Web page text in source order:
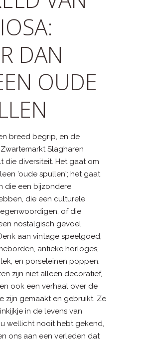
DAN
OUDE
breed begrip, en de
Slagharen
die diversiteit. Het gaat om
'oude spullen'; het gaat
die een bijzondere
die een culturele
of die
nostalgisch gevoel
aan vintage speelgoed,
antieke horloges,
en porseleinen poppen.
zijn niet alleen decoratief,
ook een verhaal over de
zijn gemaakt en gebruikt. Ze
in de levens van
wellicht nooit hebt gekend,
ons aan een verleden dat